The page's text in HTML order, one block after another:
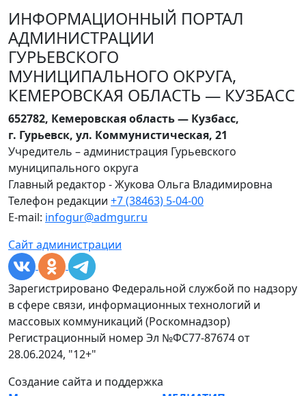
ИНФОРМАЦИОННЫЙ ПОРТАЛ
АДМИНИСТРАЦИИ
ГУРЬЕВСКОГО
МУНИЦИПАЛЬНОГО ОКРУГА,
КЕМЕРОВСКАЯ ОБЛАСТЬ — КУЗБАСС
652782, Кемеровская область — Кузбасс,
г. Гурьевск, ул. Коммунистическая, 21
Учредитель – администрация Гурьевского
муниципального округа
Главный редактор - Жукова Ольга Владимировна
Телефон редакции +7 (38463) 5-04-00
E-mail: infogur@admgur.ru
Сайт администрации
Зарегистрировано Федеральной службой по надзору
в сфере связи, информационных технологий и
массовых коммуникаций (Роскомнадзор)
Регистрационный номер Эл №ФС77-87674 от
28.06.2024, "12+"
Создание сайта и поддержка